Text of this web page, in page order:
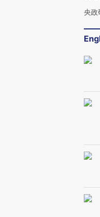
央政